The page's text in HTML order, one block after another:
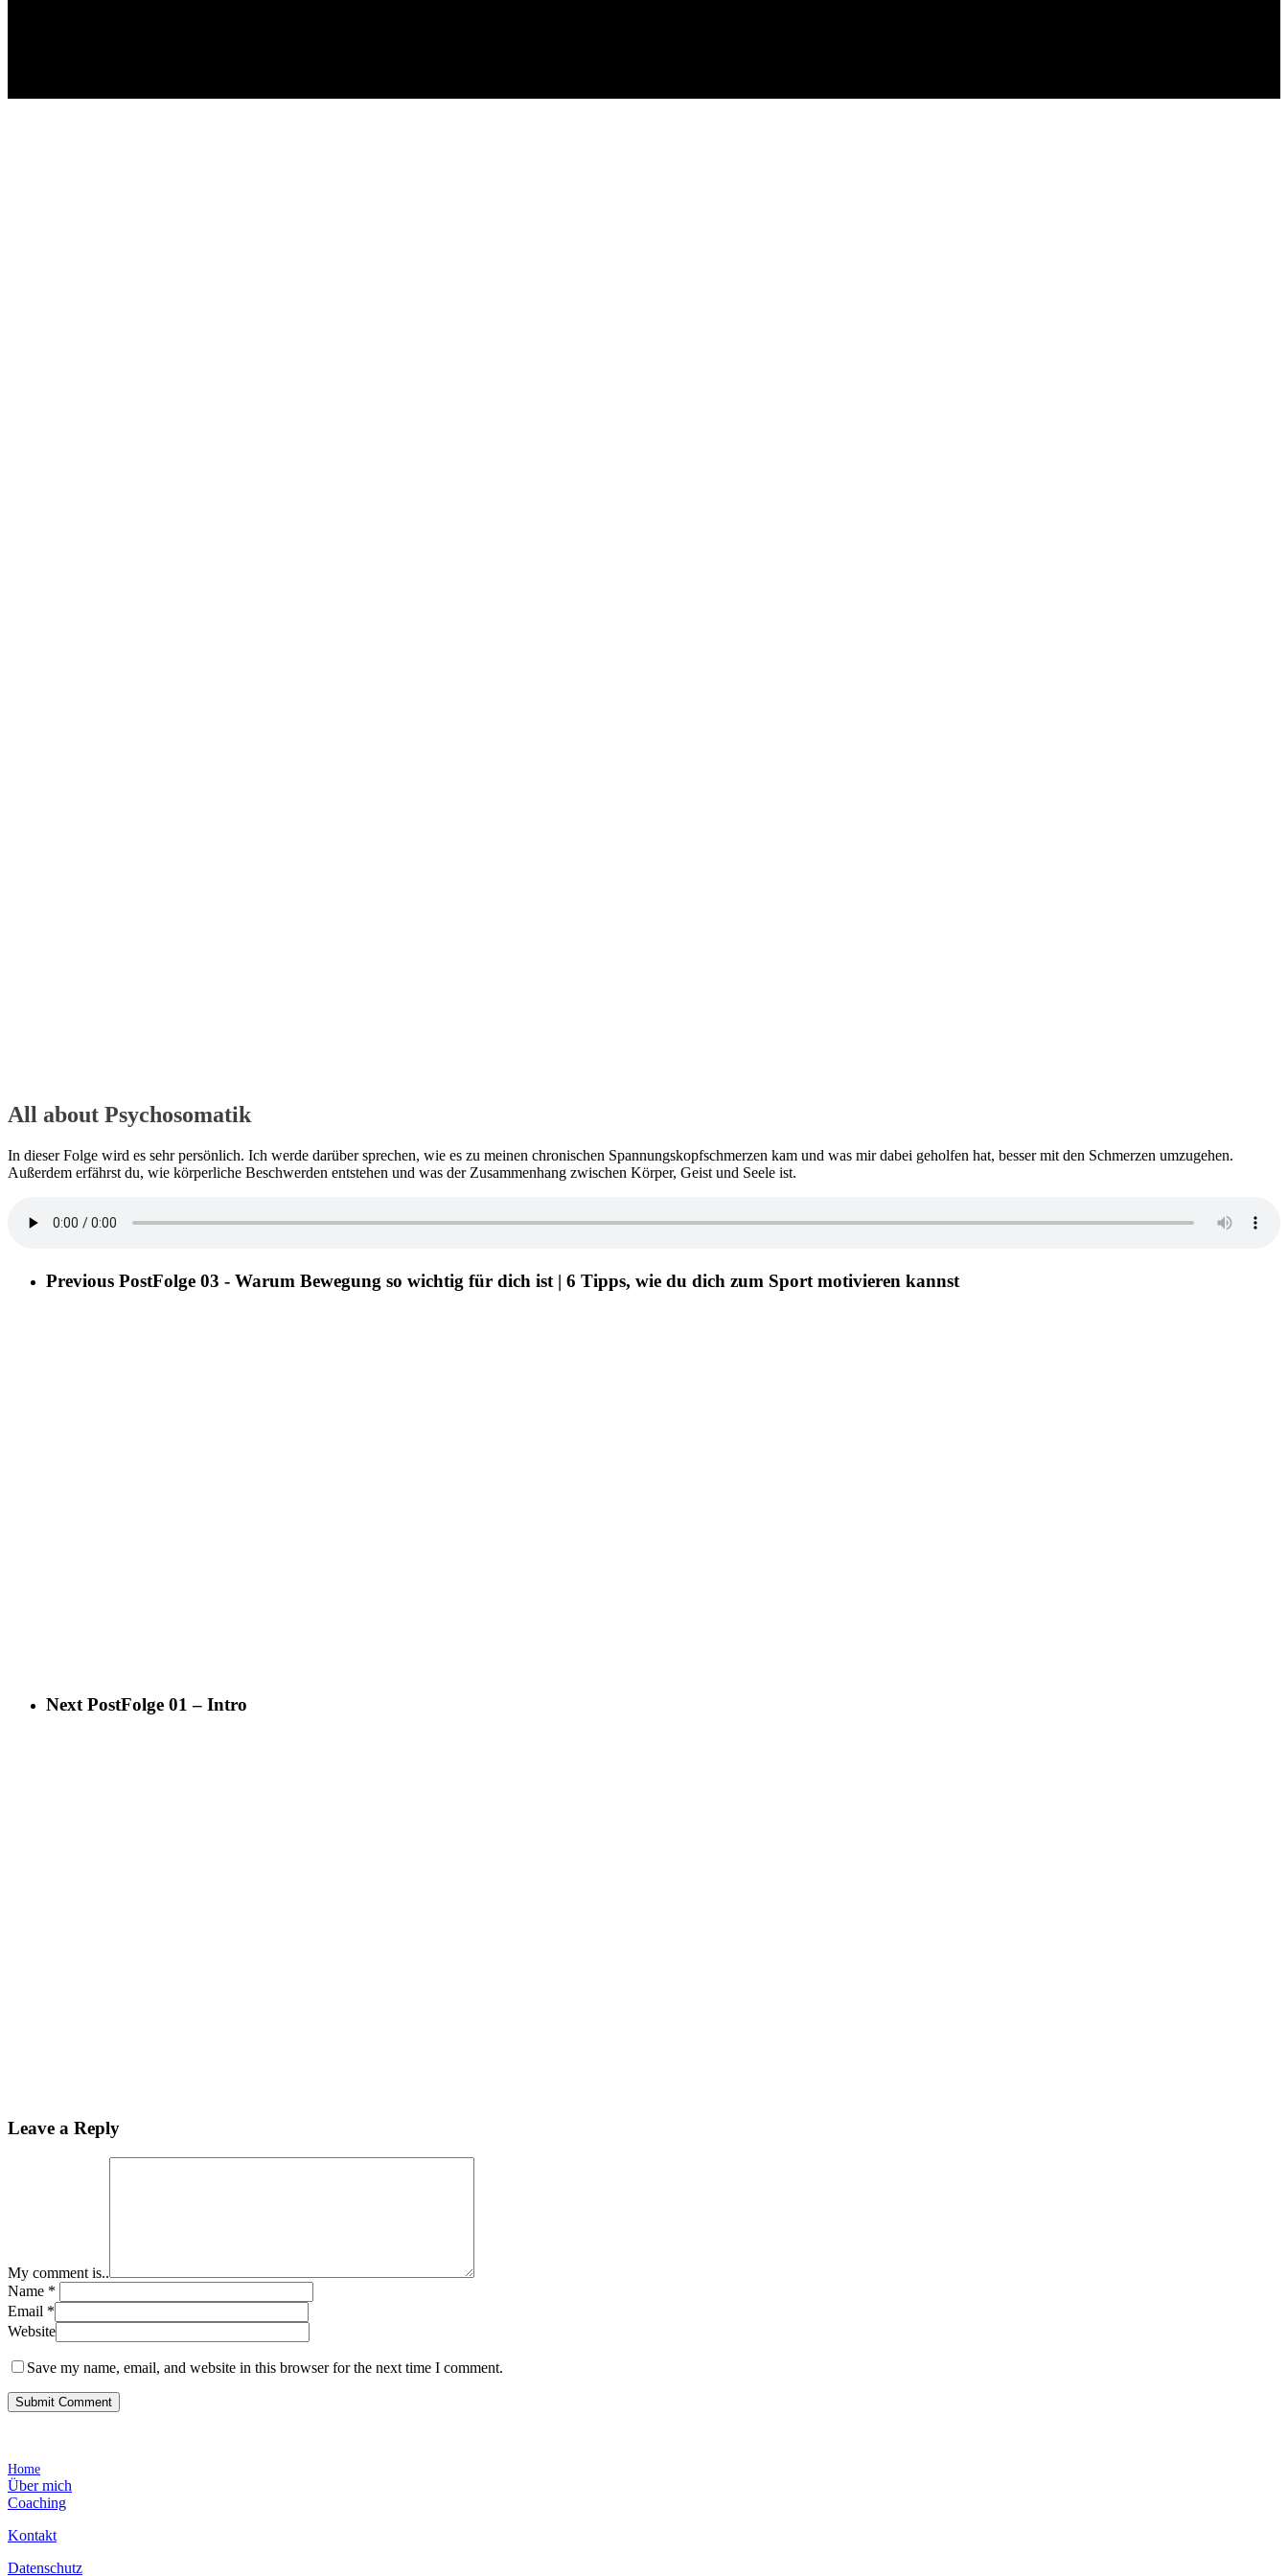
All about Psychosomatik
In dieser Folge wird es sehr persönlich. Ich werde darüber sprechen, wie es zu meinen chronischen Spannungskopfschmerzen kam und was mir dabei geholfen hat, besser mit den Schmerzen umzugehen.
Außerdem erfährst du, wie körperliche Beschwerden entstehen und was der Zusammenhang zwischen Körper, Geist und Seele ist.
Previous PostFolge 03 - Warum Bewegung so wichtig für dich ist | 6 Tipps, wie du dich zum Sport motivieren kannst
Next PostFolge 01 – Intro
Leave a Reply
My comment is..
Name *
Email *
Website
Save my name, email, and website in this browser for the next time I comment.
Home
Über mich
Coaching
Kontakt
Datenschutz